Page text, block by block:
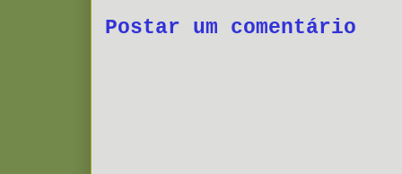
Postar um comentário